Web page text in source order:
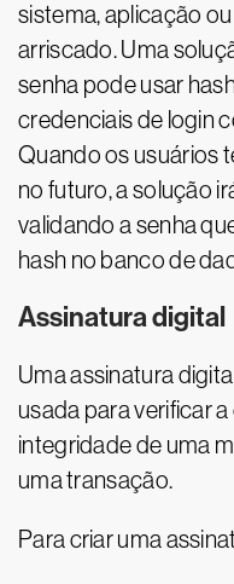
sistema, aplicação
arriscado. Uma
senha pode usar
credenciais de login
Quando os usuários
no futuro, a solução
validando a senha
hash no banco de
Assinatura digital
Uma assinatura
usada para verificar
integridade de uma
uma transação.
Para criar uma